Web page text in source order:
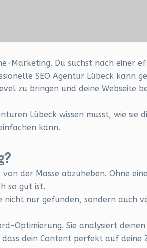
Marketing. Du suchst nach einer
SEO Agentur Lübeck kann
zu bringen und deine Webseite
Lübeck wissen musst, wie sie
kann.
der Masse abzuheben. Ohne
so gut ist.
nicht nur gefunden, sondern auch
Optimierung. Sie analysiert
dein Content perfekt auf deine